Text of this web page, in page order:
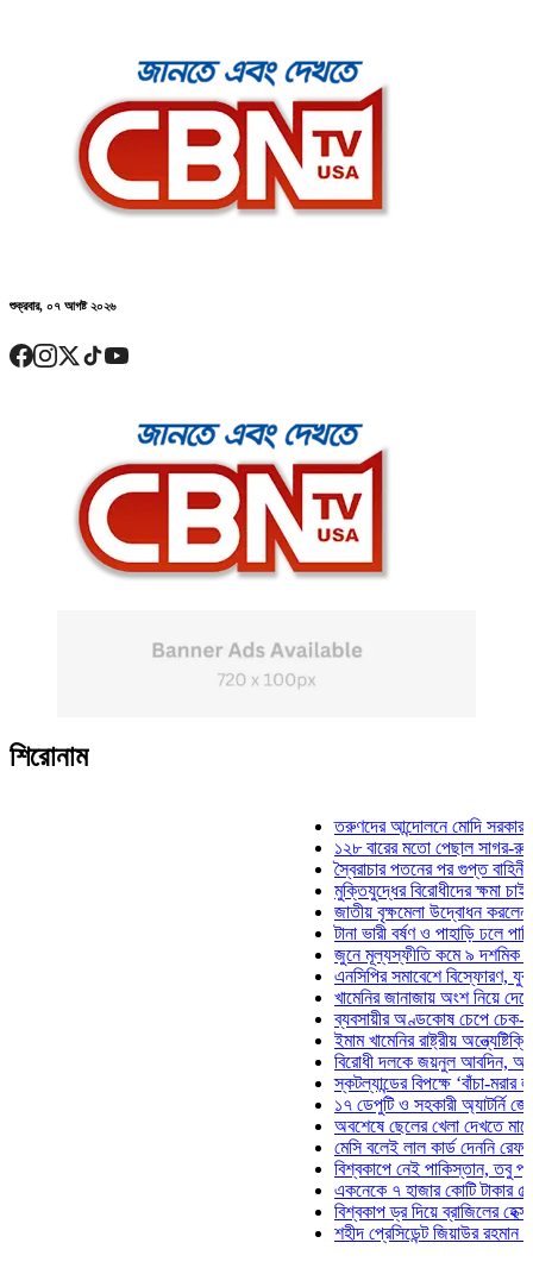
শুক্রবার, ০৭ আগষ্ট ২০২৬
শিরোনাম
তরুণদের আন্দোলনে মোদি সরকার দুর্বল
১২৮ বারের মতো পেছাল সাগর-রুনি
স্বৈরাচার পতনের পর গুপ্ত বাহিনীর
মুক্তিযুদ্ধের বিরোধীদের ক্ষমা চাইতে
জাতীয় বৃক্ষমেলা উদ্বোধন করলেন
টানা ভারী বর্ষণ ও পাহাড়ি ঢলে পানিবন্দি
জুনে মূল্যস্ফীতি কমে ৯ দশমিক ১৬
এনসিপির সমাবেশে বিস্ফোরণ, যুবলীগের
খামেনির জানাজায় অংশ নিয়ে দেশে
ব্যবসায়ীর অণ্ডকোষ চেপে চেক-
ইমাম খামেনির রাষ্ট্রীয় অন্ত্যেষ্টিক্রিয়ায়
বিরোধী দলকে জয়নুল আবদিন, আপনারা
স্কটল্যান্ডের বিপক্ষে ‘বাঁচা-মরার
১৭ ডেপুটি ও সহকারী অ্যাটর্নি
অবশেষে ছেলের খেলা দেখতে মাঠে
মেসি বলেই লাল কার্ড দেননি রেফারি!
বিশ্বকাপে নেই পাকিস্তান, তবু প্রতিটি
একনেকে ৭ হাজার কোটি টাকার ৫
বিশ্বকাপ ড্র দিয়ে ব্রাজিলের হেক্সা মিশন
শহীদ প্রেসিডেন্ট জিয়াউর রহমান